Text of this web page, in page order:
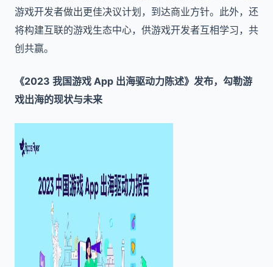
游戏开发者做出更佳决议计划，到达商业方针。此外，还
将构建互联的游戏生态中心，供游戏开发者互相学习，共
创共赢。
《2023 我国游戏 App 出海驱动力陈述》发布，勾勒游
戏出海的现状与未来